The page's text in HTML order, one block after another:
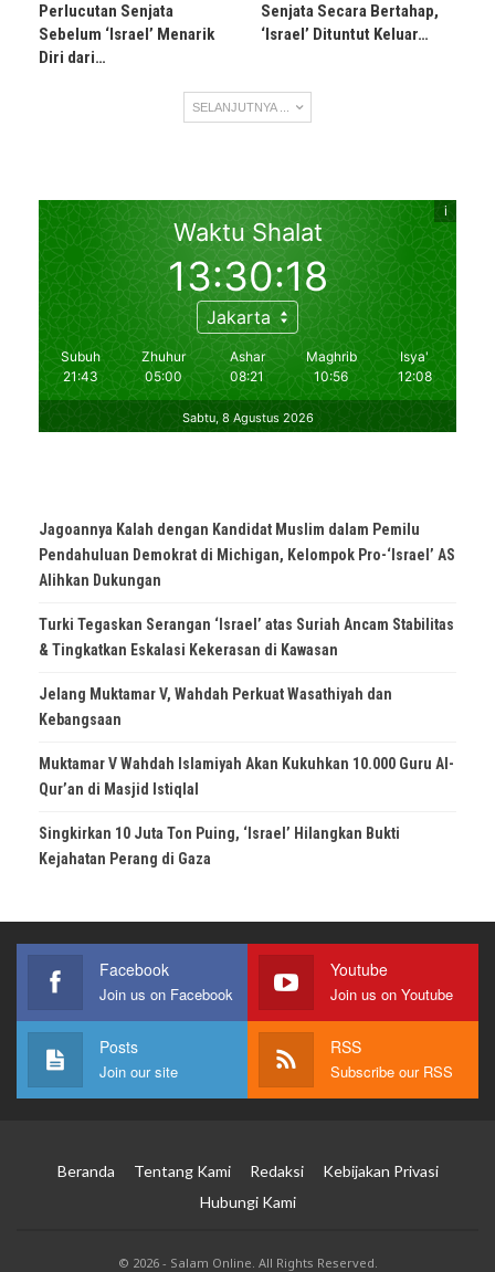
Perlucutan Senjata
Sebelum ‘Israel’ Menarik
Diri dari…
Senjata Secara Bertahap,
‘Israel’ Dituntut Keluar…
SELANJUTNYA ...
Jagoannya Kalah dengan Kandidat Muslim dalam Pemilu
Pendahuluan Demokrat di Michigan, Kelompok Pro-‘Israel’ AS
Alihkan Dukungan
Turki Tegaskan Serangan ‘Israel’ atas Suriah Ancam Stabilitas
& Tingkatkan Eskalasi Kekerasan di Kawasan
Jelang Muktamar V, Wahdah Perkuat Wasathiyah dan
Kebangsaan
Muktamar V Wahdah Islamiyah Akan Kukuhkan 10.000 Guru Al-
Qur’an di Masjid Istiqlal
Singkirkan 10 Juta Ton Puing, ‘Israel’ Hilangkan Bukti
Kejahatan Perang di Gaza
Facebook
Join us on Facebook
Youtube
Join us on Youtube
Posts
Join our site
RSS
Subscribe our RSS
Beranda Tentang Kami Redaksi
Kebijakan Privasi
Hubungi Kami
© 2026 - Salam Online. All Rights Reserved.